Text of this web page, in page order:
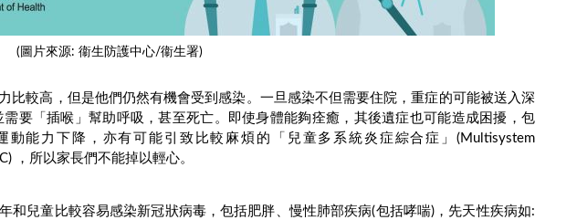
中心/衞生署)
比較高，但是他們仍然有機會受到感染。一旦感染不但需要住院，重症的可能被送入深
需要「插喉」幫助呼吸，甚至死亡。即使身體能夠痊癒，其後遺症也可能造成困擾，包
動能力下降，亦有可能引致比較麻煩的「兒童多系統炎症綜合症」(Multisystem
，所以家長們不能掉以輕心。
和兒童比較容易感染新冠狀病毒，包括肥胖、慢性肺部疾病(包括哮喘)，先天性疾病如: